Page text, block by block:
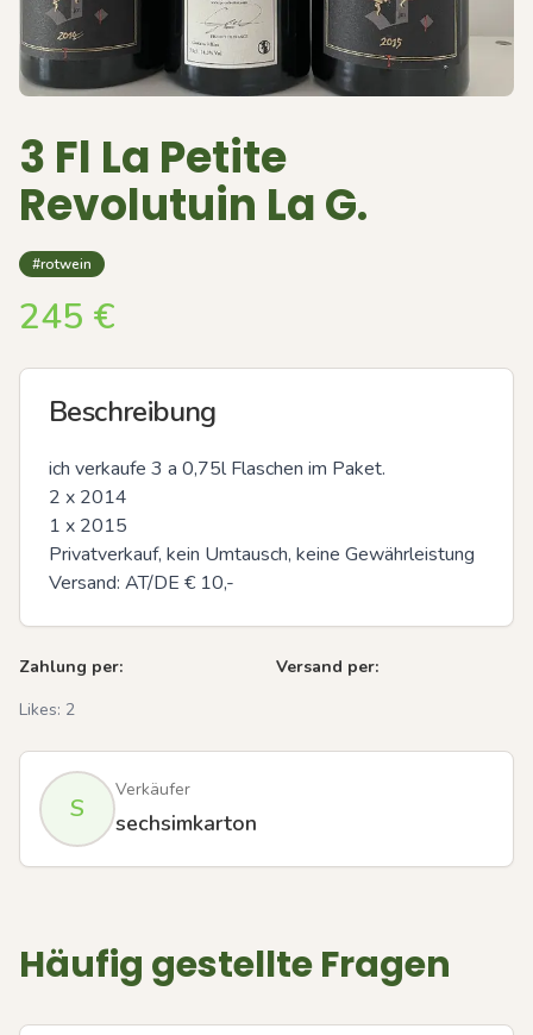
3 Fl La Petite
Revolutuin La G.
#rotwein
245 €
Beschreibung
ich verkaufe 3 a 0,75l Flaschen im Paket.
2 x 2014
1 x 2015
Privatverkauf, kein Umtausch, keine Gewährleistung
Versand: AT/DE € 10,-
Zahlung per:
Versand per:
Likes: 2
S
Verkäufer
sechsimkarton
Häufig gestellte Fragen